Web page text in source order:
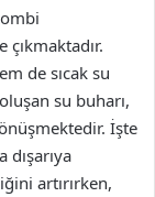
de sıcak su
su buharı,
İşte
dışarıya
artırırken,